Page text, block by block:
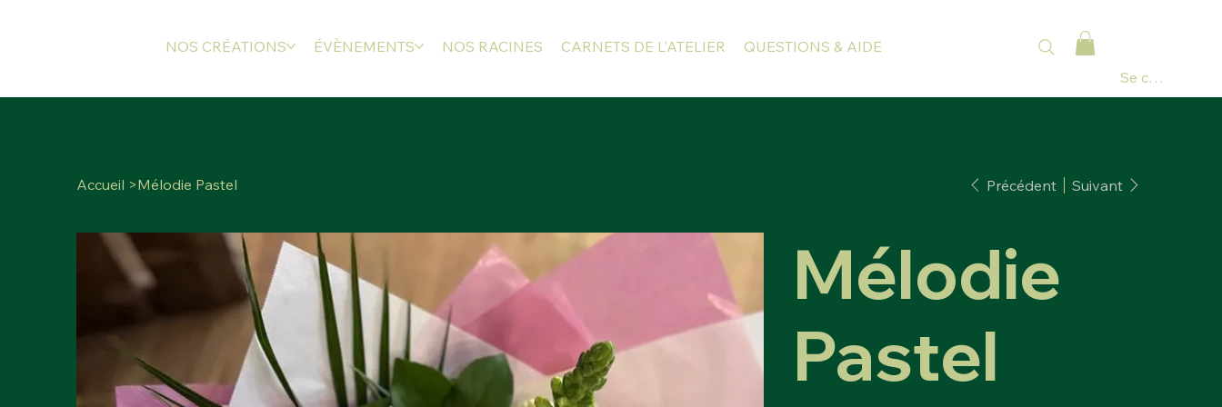
NOS CRÉATIONS ÉVÈNEMENTS NOS RACINES CARNETS DE L'ATELIER
QUESTIONS & AIDE
Se connecter
Accueil >Mélodie Pastel Précédent Suivant
Mélodie
Pastel